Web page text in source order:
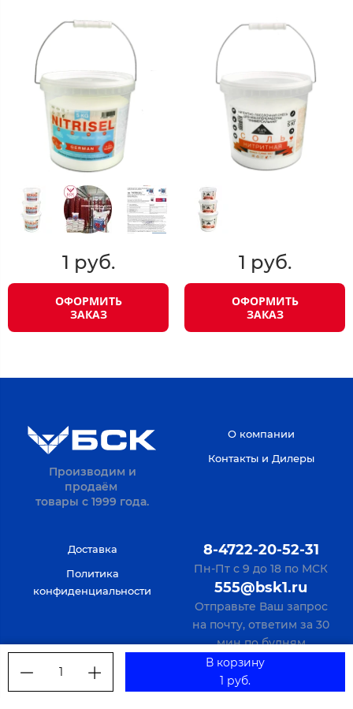
1
В корзину
1 руб.
1 руб.
ОФОРМИТЬ
ЗАКАЗ
1 руб.
ОФОРМИТЬ
ЗАКАЗ
Производим и
продаём
товары с 1999 года.
О компании
Контакты и Дилеры
Доставка
Политика
конфиденциальности
8-4722-20-52-31
Пн-Пт с 9 до 18 по МСК
555@bsk1.ru
Отправьте Ваш запрос
на почту, ответим за 30
мин по будням